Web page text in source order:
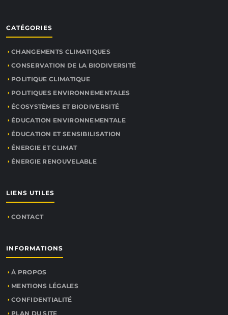
CATÉGORIES
CHANGEMENTS CLIMATIQUES
CONSERVATION DE LA BIODIVERSITÉ
POLITIQUE CLIMATIQUE
POLITIQUES ENVIRONNEMENTALES
ÉCOSYSTÈMES ET BIODIVERSITÉ
ÉDUCATION ENVIRONNEMENTALE
ÉDUCATION ET SENSIBILISATION
ÉNERGIE ET CLIMAT
ÉNERGIE RENOUVELABLE
LIENS UTILES
CONTACT
INFORMATIONS
À PROPOS
MENTIONS LÉGALES
CONFIDENTIALITÉ
PLAN DU SITE